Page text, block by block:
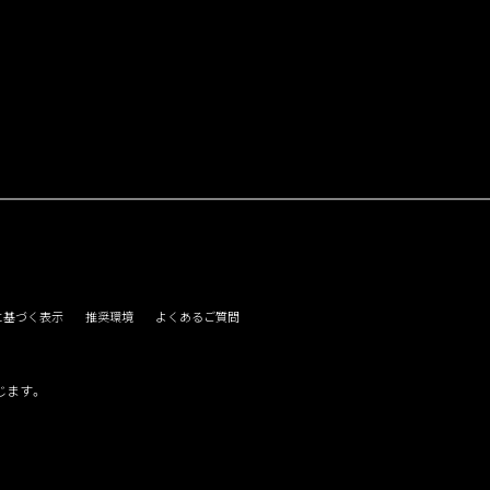
づく表示 推奨環境 よくあるご質問
す。